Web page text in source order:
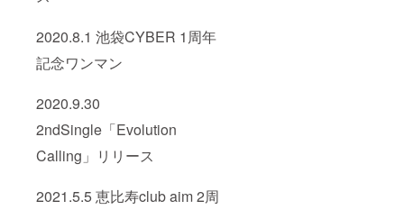
2020.8.1 池袋CYBER 1周年
記念ワンマン
2020.9.30
2ndSingle「Evolution
Calling」リリース
2021.5.5 恵比寿club aim 2周